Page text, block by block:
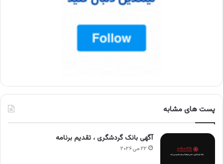
پست های مشابه
آگهی بانک گردشگری ، تقدیم برنامه
۲۲ می ۲۰۲۶